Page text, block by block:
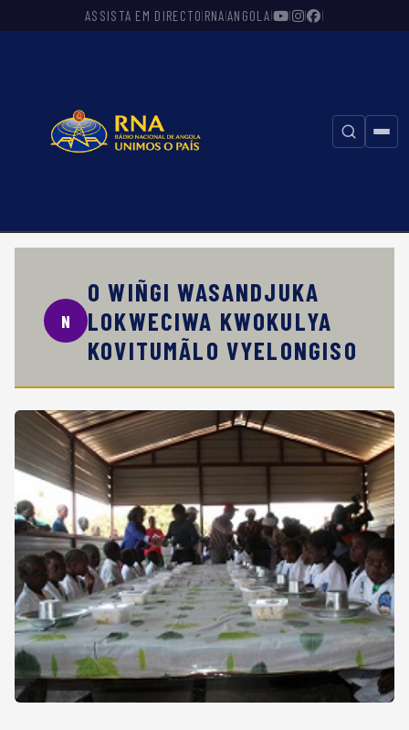
ASSISTA EM DIRECTO|RNA|ANGOLA| | | |
⚲
N
O WIÑGI WASANDJUKA
LOKWECIWA KWOKULYA
KOVITUMÃLO VYELONGISO